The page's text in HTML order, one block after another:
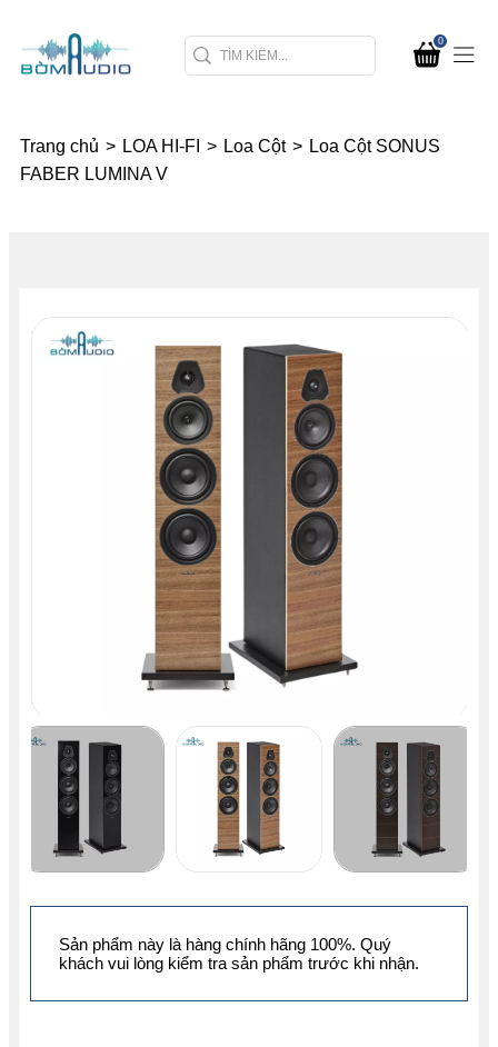
0
Trang chủ > LOA HI-FI > Loa Cột > Loa Cột SONUS
FABER LUMINA V
Sản phẩm này là hàng chính hãng 100%. Quý
khách vui lòng kiểm tra sản phẩm trước khi nhận.